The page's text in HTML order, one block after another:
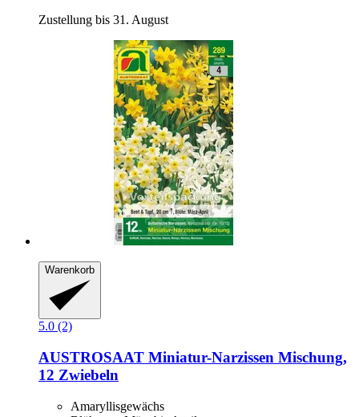
Zustellung bis 31. August
Warenkorb
5.0 (2)
AUSTROSAAT Miniatur-​Narzissen Mischung,
12 Zwiebeln
Amaryllisgewächs